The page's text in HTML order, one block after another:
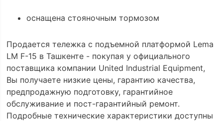
оснащена стояночным тормозом
Продается тележка с подъемной платформой Lema
LM F-15 в Ташкенте - покупая у официального
поставщика компании United Industrial Equipment,
Вы получаете низкие цены, гарантию качества,
предпродажную подготовку, гарантийное
обслуживание и пост-гарантийный ремонт.
Подробные технические характеристики доступны